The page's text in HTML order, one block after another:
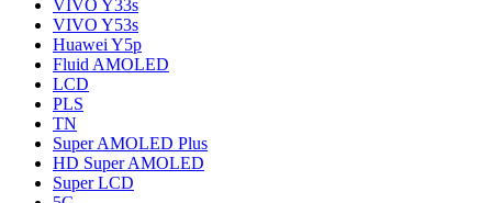
VIVO Y33s
VIVO Y53s
Huawei Y5p
Fluid AMOLED
LCD
PLS
TN
Super AMOLED Plus
HD Super AMOLED
Super LCD